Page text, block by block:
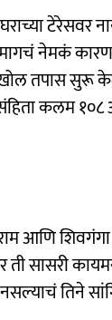
घराच्या टेरेसवर
नेमकं कारण
तपास सुरू
संहिता कलम
आणि
सासरी
तिने